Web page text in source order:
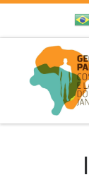
Skip to content